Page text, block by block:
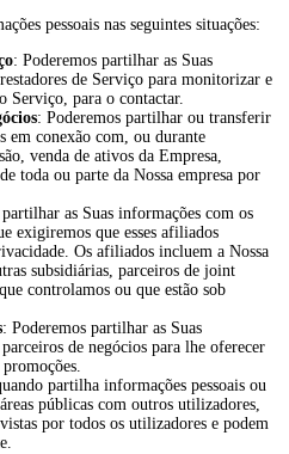
pessoais nas seguintes situações:
: Poderemos partilhar as Suas
de Serviço para monitorizar e
Serviço, para o contactar.
: Poderemos partilhar ou transferir
em conexão com, ou durante
venda de ativos da Empresa,
toda ou parte da Nossa empresa por
as Suas informações com os
exigiremos que esses afiliados
Os afiliados incluem a Nossa
subsidiárias, parceiros de joint
controlamos ou que estão sob
: Poderemos partilhar as Suas
de negócios para lhe oferecer
partilha informações pessoais ou
públicas com outros utilizadores,
por todos os utilizadores e podem